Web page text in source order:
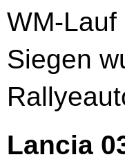
WM-
Siegen
Lancia